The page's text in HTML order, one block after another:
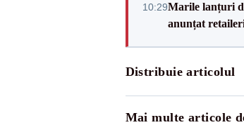
10:29Marile lanțuri
anunțat
Distribuie articolul
Mai multe articole